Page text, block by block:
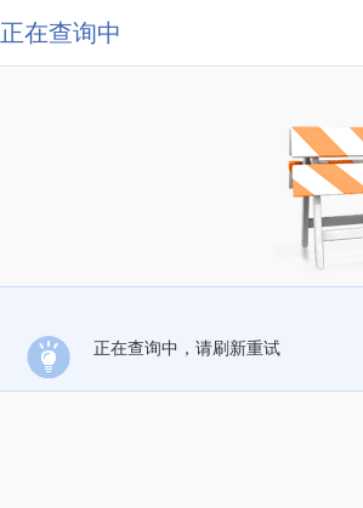
正在查询中
正在查询中，请刷新重试